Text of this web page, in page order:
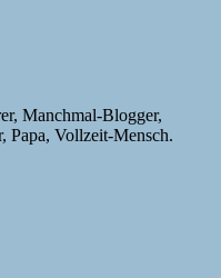
Manchmal-Blogger,
Papa, Vollzeit-Mensch.